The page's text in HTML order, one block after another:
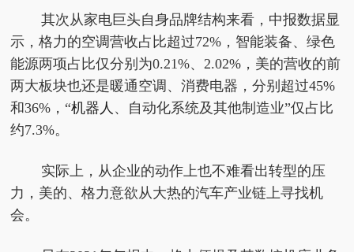
其次从家电巨头自身品牌结构来看，中报数据显
示，格力的空调营收占比超过72%，智能装备、绿色
能源两项占比仅分别为0.21%、2.02%，美的营收的前
两大板块也还是暖通空调、消费电器，分别超过45%
和36%，“机器人 、自动化系统及其他制造业”仅占比
约7.3%。
实际上，从企业的动作上也不难看出转型的压
力，美的、格力意欲从大热的汽车产业链上寻找机
会。